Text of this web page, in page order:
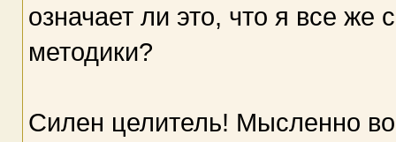
означает ли это, что я все же
методики?
Силен целитель! Мысленно